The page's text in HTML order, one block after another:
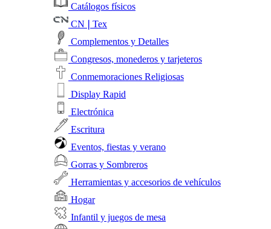
Catálogos físicos
CN❘Tex
Complementos y Detalles
Congresos, monederos y tarjeteros
Conmemoraciones Religiosas
Display Rapid
Electrónica
Escritura
Eventos, fiestas y verano
Gorras y Sombreros
Herramientas y accesorios de vehículos
Hogar
Infantil y juegos de mesa